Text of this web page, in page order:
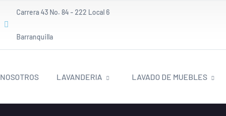
Carrera 43 No. 84 - 222 Local 6
Barranquilla
NOSOTROS LAVANDERIA LAVADO DE MUEBLES